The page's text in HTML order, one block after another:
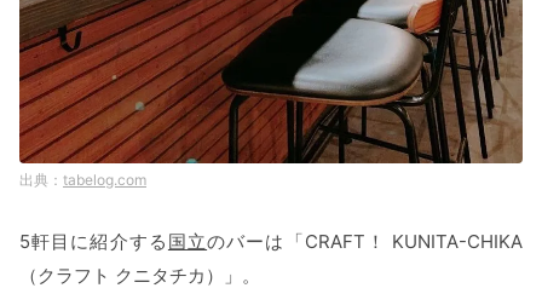
tabelog.com
5軒目に紹介する 国立のバーは「CRAFT！ KUNITA-CHIKA
（クラフト クニタチカ）」。